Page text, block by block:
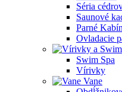
Séria
Saunové
Parné
Ovladacie
Swim Spa
Vírivky
Vane